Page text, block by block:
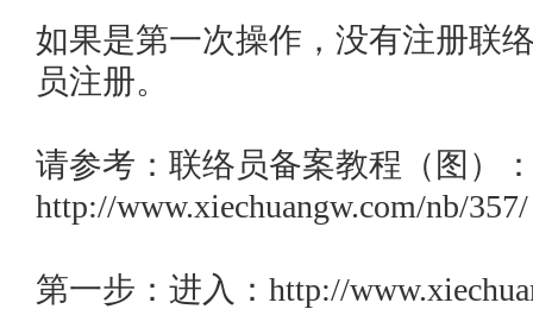
如果是第一次操作，没有注册联
员注册。
请参考：联络员备案教程（图）
http://www.xiechuangw.com/nb/
第一步：进入：http://